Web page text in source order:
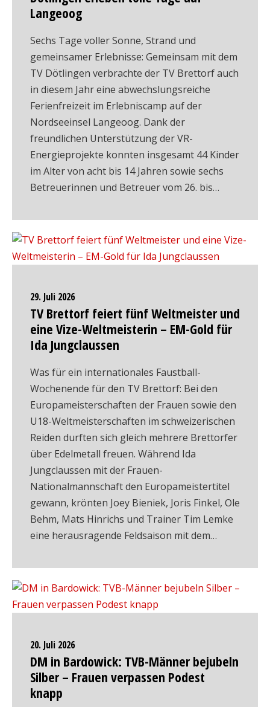
Langeoog
Sechs Tage voller Sonne, Strand und
gemeinsamer Erlebnisse: Gemeinsam mit dem
TV Dötlingen verbrachte der TV Brettorf auch
in diesem Jahr eine abwechslungsreiche
Ferienfreizeit im Erlebniscamp auf der
Nordseeinsel Langeoog. Dank der
freundlichen Unterstützung der VR-
Energieprojekte konnten insgesamt 44 Kinder
im Alter von acht bis 14 Jahren sowie sechs
Betreuerinnen und Betreuer vom 26. bis…
29. Juli 2026
TV Brettorf feiert fünf Weltmeister und
eine Vize-Weltmeisterin – EM-Gold für
Ida Jungclaussen
Was für ein internationales Faustball-
Wochenende für den TV Brettorf: Bei den
Europameisterschaften der Frauen sowie den
U18-Weltmeisterschaften im schweizerischen
Reiden durften sich gleich mehrere Brettorfer
über Edelmetall freuen. Während Ida
Jungclaussen mit der Frauen-
Nationalmannschaft den Europameistertitel
gewann, krönten Joey Bieniek, Joris Finkel, Ole
Behm, Mats Hinrichs und Trainer Tim Lemke
eine herausragende Feldsaison mit dem…
20. Juli 2026
DM in Bardowick: TVB-Männer bejubeln
Silber – Frauen verpassen Podest
knapp